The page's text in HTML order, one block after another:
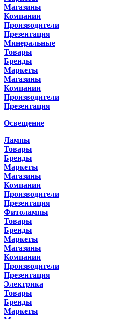
Магазины
Компании
Производители
Презентация
Минеральные
Товары
Бренды
Маркеты
Магазины
Компании
Производители
Презентация
Освещение
Лампы
Товары
Бренды
Маркеты
Магазины
Компании
Производители
Презентация
Фитолампы
Товары
Бренды
Маркеты
Магазины
Компании
Производители
Презентация
Электрика
Товары
Бренды
Маркеты